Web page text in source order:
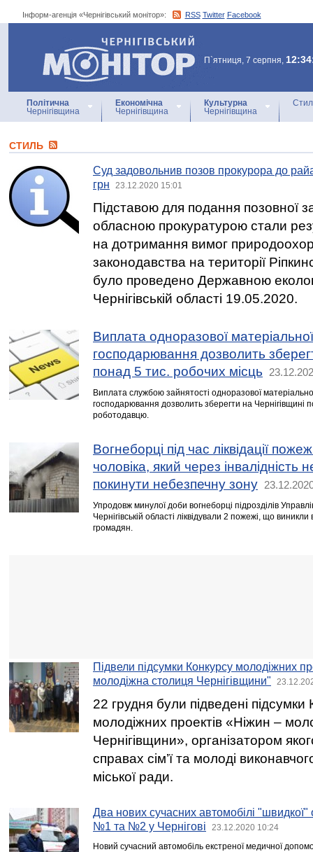
Інформ-агенція «Чернігівський монітор»: RSS Twitter Facebook
Інформ-агенція
«Чернігівський монітор»
П`ятниця, 7 серпня,
Політична
Чернігівщина
Економічна
Чернігівщина
Культурна
Чернігівщина
СТИЛЬ
Суд задовольнив позов прокурора до
грн
23.12.2020 15:01
Підставою для подання позовної
обласною прокуратурою стали
на дотримання вимог
законодавства на території
було проведено Державною
Чернігівській області 19.05.2020.
Виплата одноразової
господарювання дозволить
понад 5 тис. робочих місць
Виплата службою зайнятості одноразової
господарювання дозволить зберегти на Чернігівщині
роботодавцю.
Вогнеборці під час ліквідації
чоловіка, який через інвалідність
покинути небезпечну зону
Упродовж минулої доби вогнеборці підрозділів
Чернігівській області ліквідували 2 пожежі, що
громадян.
Підвели підсумки Конкурсу молодіжних
молодіжна столиця Чернігівщини"
22 грудня були підведені підсумки
молодіжних проектів «Ніжин –
Чернігівщини», організатором
справах сім’ї та молоді
міської ради.
Два нових сучасних автомобілі "швидкої"
№1 та №2 у Чернігові
23.12.2020 10:24
Новий сучасний автомобіль екстреної медичної